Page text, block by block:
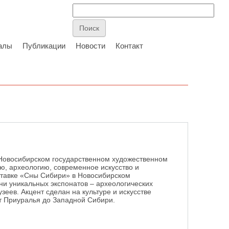
Публикации Новости Контакт
государственном художественном
археологию, современное искусство и
«Сны Сибири» в Новосибирском
уникальных экспонатов – археологических
Акцент сделан на культуре и искусстве
Приуралья до Западной Сибири.